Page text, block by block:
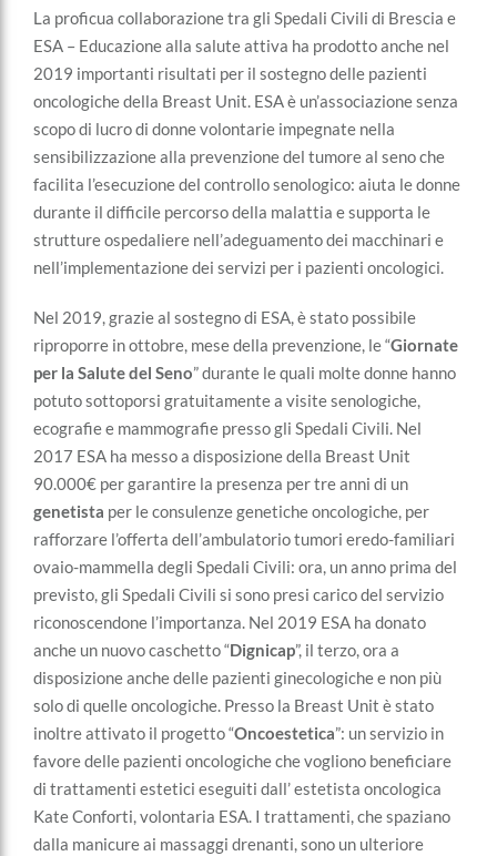
La proficua collaborazione tra gli Spedali Civili di Brescia e
ESA – Educazione alla salute attiva ha prodotto anche nel
2019 importanti risultati per il sostegno delle pazienti
oncologiche della Breast Unit. ESA è un’associazione senza
scopo di lucro di donne volontarie impegnate nella
sensibilizzazione alla prevenzione del tumore al seno che
facilita l’esecuzione del controllo senologico: aiuta le donne
durante il difficile percorso della malattia e supporta le
strutture ospedaliere nell’adeguamento dei macchinari e
nell’implementazione dei servizi per i pazienti oncologici.
Nel 2019, grazie al sostegno di ESA, è stato possibile
riproporre in ottobre, mese della prevenzione, le “Giornate
per la Salute del Seno” durante le quali molte donne hanno
potuto sottoporsi gratuitamente a visite senologiche,
ecografie e mammografie presso gli Spedali Civili. Nel
2017 ESA ha messo a disposizione della Breast Unit
90.000€ per garantire la presenza per tre anni di un
genetista per le consulenze genetiche oncologiche, per
rafforzare l’offerta dell’ambulatorio tumori eredo-familiari
ovaio-mammella degli Spedali Civili: ora, un anno prima del
previsto, gli Spedali Civili si sono presi carico del servizio
riconoscendone l’importanza. Nel 2019 ESA ha donato
anche un nuovo caschetto “Dignicap”, il terzo, ora a
disposizione anche delle pazienti ginecologiche e non più
solo di quelle oncologiche. Presso la Breast Unit è stato
inoltre attivato il progetto “Oncoestetica”: un servizio in
favore delle pazienti oncologiche che vogliono beneficiare
di trattamenti estetici eseguiti dall’ estetista oncologica
Kate Conforti, volontaria ESA. I trattamenti, che spaziano
dalla manicure ai massaggi drenanti, sono un ulteriore